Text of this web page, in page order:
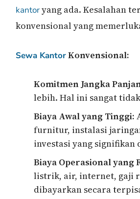
kantoryang ada. Kesalahan
konvensional yang
Sewa KantorKonvensional:
Komitmen Jangka
lebih. Hal ini sangat
Biaya Awal yang Tinggi:
furnitur, instalasi
investasi yang signifikan
Biaya Operasional yang
listrik, air, internet, gaji
dibayarkan secara